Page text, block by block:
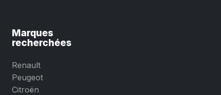
Marques
recherchées
Renault
Peugeot
Citroën